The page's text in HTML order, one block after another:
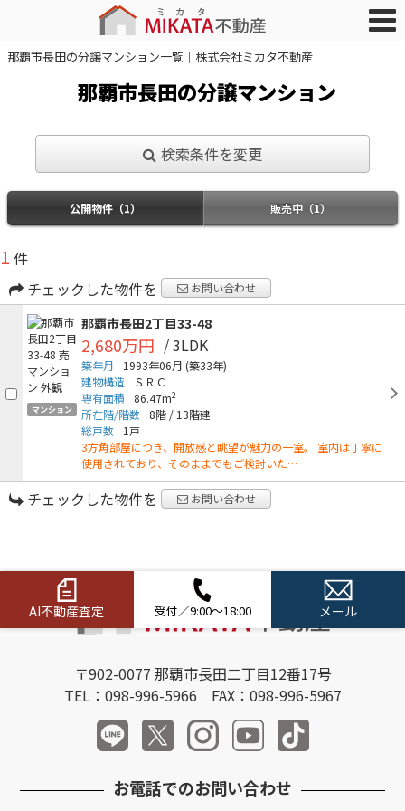
那覇市長田の分譲マンション一覧｜株式会社ミカタ不動産
那覇市長田の分譲マンション
検索条件を変更
公開物件（1） 販売中（1）
1 件
チェックした物件を
お問い合わせ
マンション
那覇市長田2丁目33-48
2,680万円 / 3LDK
築年月 1993年06月 (築33年)
建物構造
ＳＲＣ
専有面積
86.47m2
所在階/階数 8階 / 13階建
総戸数
1戸
3方角部屋につき、開放感と眺望が魅力の一室。 室内は丁寧に
使用されており、そのままでもご検討いた…
チェックした物件を お問い合わせ
AI不動産査定 受付／9:00～18:00 メール
〒902-0077 那覇市長田二丁目12番17号
TEL：098-996-5966 FAX：098-996-5967
お電話でのお問い合わせ